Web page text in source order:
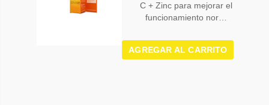
C + Zinc para mejorar el
funcionamiento nor…
AGREGAR AL CARRITO